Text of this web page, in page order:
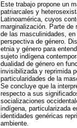
Este trabajo propone un
patriarcales y
Latinoamérica, cuyos
marginalización. Parte de
de las masculinidades,
perspectiva de género.
etnia y género para
sujeto indígena
dualidad de género en
invisibilizada y reprimida
particularidades de la
Se concluye que la
respecto a sus
socializaciones
indígena, particularizada
identidades genéricas
ambiente.